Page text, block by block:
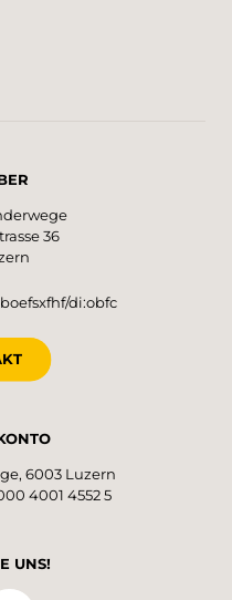
36
di:obfc
6003 Luzern
4001 4552 5
UNS!